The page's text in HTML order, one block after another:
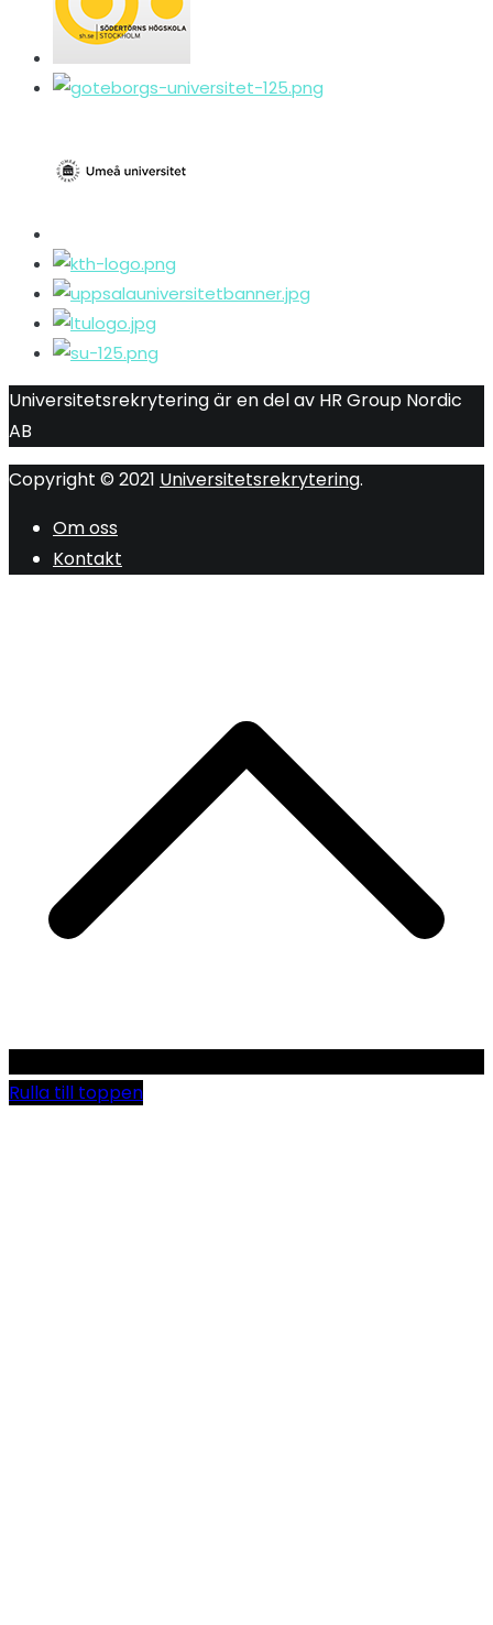
Universitetsrekrytering är en del av HR Group Nordic
AB
Copyright © 2021 Universitetsrekrytering.
Om oss
Kontakt
Rulla till toppen